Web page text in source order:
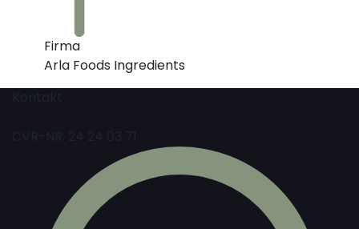
Firma
Arla Foods Ingredients